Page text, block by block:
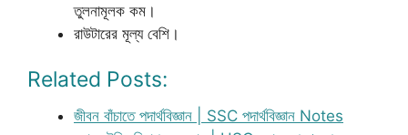
তুলনামূলক কম।
রাউটারের মূল্য বেশি।
Related Posts:
জীবন বাঁচাতে পদার্থবিজ্ঞান | SSC পদার্থবিজ্ঞান Notes